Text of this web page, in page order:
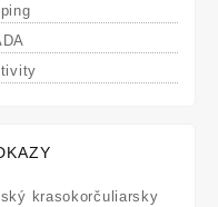
krasokorčuliarsky